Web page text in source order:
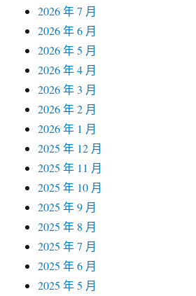
2026 年 7 月
2026 年 6 月
2026 年 5 月
2026 年 4 月
2026 年 3 月
2026 年 2 月
2026 年 1 月
2025 年 12 月
2025 年 11 月
2025 年 10 月
2025 年 9 月
2025 年 8 月
2025 年 7 月
2025 年 6 月
2025 年 5 月